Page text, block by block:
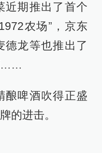
近期推出了首个
农场”，京东
德龙等也推出了
……
酿啤酒吹得正盛
的进击。